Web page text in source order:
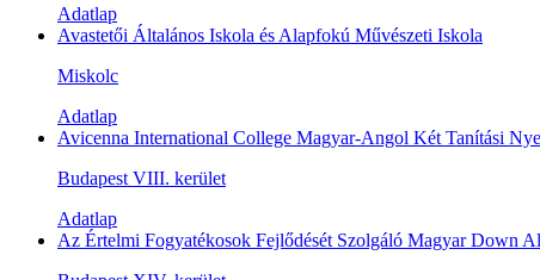
Adatlap
Avastetői Általános Iskola és Alapfokú Művészeti Iskola
Miskolc
Adatlap
Avicenna International College Magyar-Angol Két Tanítási
Budapest VIII. kerület
Adatlap
Az Értelmi Fogyatékosok Fejlődését Szolgáló Magyar Down